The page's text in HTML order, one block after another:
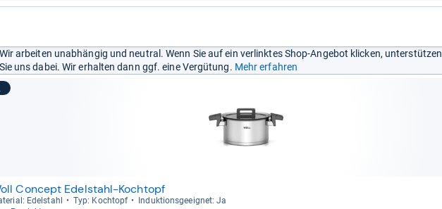
arbeiten unabhängig und neutral. Wenn Sie auf ein verlinktes Shop-Angebot klicken, unterstützen
uns dabei. Wir erhalten dann ggf. eine Vergütung. Mehr erfahren
Concept Edelstahl-Kochtopf
Edel­stahl Typ: Koch­topf
Induk­ti­ons­ge­eig­net: Ja